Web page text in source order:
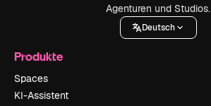
Agenturen und Studios.
Deutsch
Produkte
Spaces
KI-Assistent